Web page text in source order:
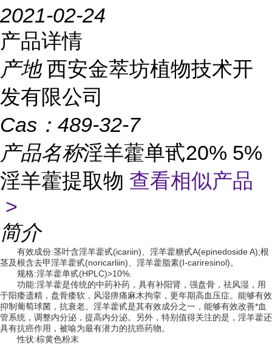
2021-02-24
产品详情
产地 西安金萃坊植物技术开
发有限公司
Cas： 489-32-7
产品名称淫羊藿单甙20% 5%
淫羊藿提取物 查看相似产品
>
简介
有效成份:茎叶含淫羊藿甙(icariin)、淫羊藿糖甙A(epinedoside A);根
茎及根含去甲淫羊藿甙(noricarliin)、淫羊藿脂素(I-cariresinol)。
规格:淫羊藿单甙(HPLC)>10%.
功能:淫羊藿是传统的中药补药，具有补阳肾，强盘骨，祛风湿，用
于阳痿遗精，盘骨痿软，风湿痹痛麻木拘挛，更年期高血压症。能够有效
抑制葡萄球菌，抗衰老。淫羊藿甙是其有效成分之一，能够有效改善*血
管系统，调整内分泌，提高内分泌。另外，特别值得关注的是，淫羊藿还
具有抗癌作用，被喻为最有潜力的抗癌药物。
性状:棕黄色粉末